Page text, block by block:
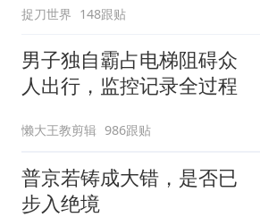
捉刀世界 148跟贴
男子独自霸占电梯阻碍众
人出行，监控记录全过程
懒大王教剪辑 986跟贴
普京若铸成大错，是否已
步入绝境